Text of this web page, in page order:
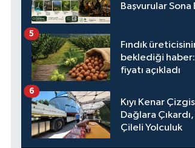
Başvurular Sona
Fındık
beklediği
fiyatı açıkladı
5
Kıyı Kenar
Dağlara
Çileli Yolculuk
6